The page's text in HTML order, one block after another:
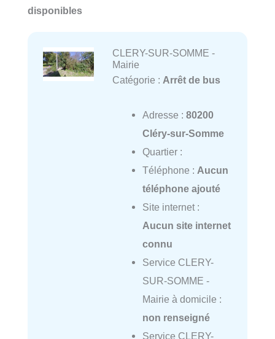
disponibles
CLERY-SUR-SOMME -
Mairie
Catégorie : Arrêt de bus
Adresse : 80200
Cléry-sur-Somme
Quartier :
Téléphone : Aucun
téléphone ajouté
Site internet :
Aucun site internet
connu
Service CLERY-
SUR-SOMME -
Mairie à domicile :
non renseigné
Service CLERY-